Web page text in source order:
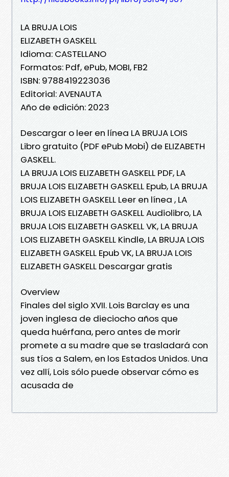
LA BRUJA LOIS
ELIZABETH GASKELL
Idioma: CASTELLANO
Formatos: Pdf, ePub, MOBI, FB2
ISBN: 9788419223036
Editorial: AVENAUTA
Año de edición: 2023
Descargar o leer en línea LA BRUJA LOIS
Libro gratuito (PDF ePub Mobi) de ELIZABETH
GASKELL.
LA BRUJA LOIS ELIZABETH GASKELL PDF, LA
BRUJA LOIS ELIZABETH GASKELL Epub, LA BRUJA
LOIS ELIZABETH GASKELL Leer en línea , LA
BRUJA LOIS ELIZABETH GASKELL Audiolibro, LA
BRUJA LOIS ELIZABETH GASKELL VK, LA BRUJA
LOIS ELIZABETH GASKELL Kindle, LA BRUJA LOIS
ELIZABETH GASKELL Epub VK, LA BRUJA LOIS
ELIZABETH GASKELL Descargar gratis
Overview
Finales del siglo XVII. Lois Barclay es una
joven inglesa de dieciocho años que
queda huérfana, pero antes de morir
promete a su madre que se trasladará con
sus tíos a Salem, en los Estados Unidos. Una
vez allí, Lois sólo puede observar cómo es
acusada de